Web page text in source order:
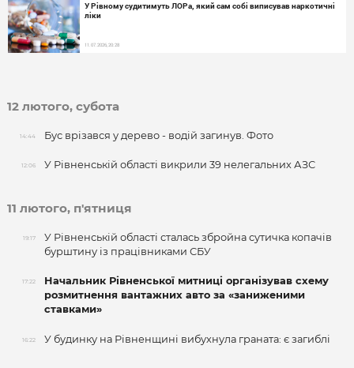
У Рівному судитимуть ЛОРа, який сам собі виписував наркотичні
ліки
11.07.2026, 20:28
12 лютого, субота
14:44 Бус врізався у дерево - водій загинув. Фото
12:06 У Рівненській області викрили 39 нелегальних АЗС
11 лютого, п'ятниця
19:17
У Рівненській області сталась збройна сутичка копачів
бурштину із працівниками СБУ
17:22
Начальник Рівненської митниці організував схему
розмитнення вантажних авто за «заниженими
ставками»
16:22 У будинку на Рівненщині вибухнула граната: є загиблі